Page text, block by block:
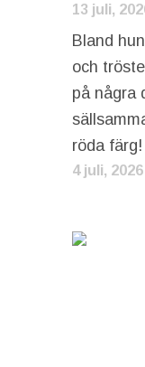
13 juli,
Bland
och
på några
röda färg!
4 juli, 2026